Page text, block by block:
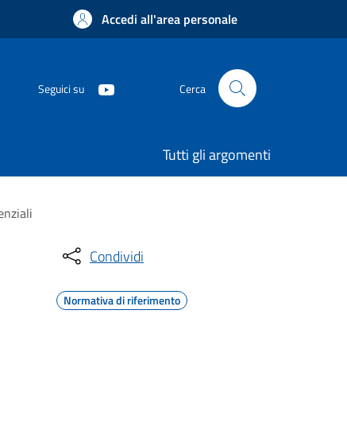
Accedi all'area personale
Seguici su Cerca
Tutti gli argomenti
Condividi
Normativa di riferimento